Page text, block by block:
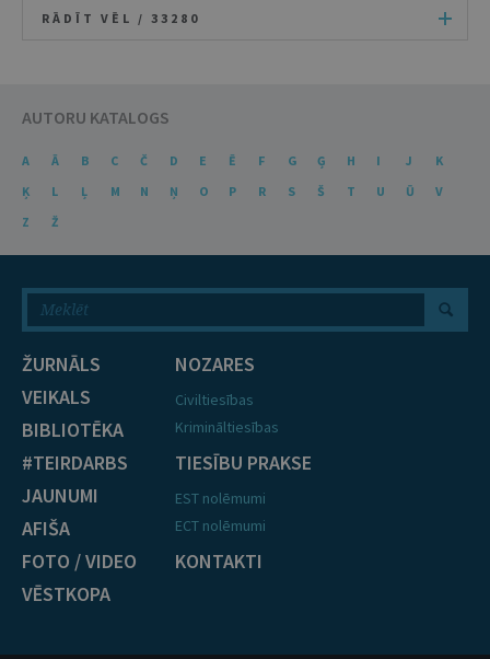
RĀDĪT VĒL / 33280
AUTORU KATALOGS
A Ā B C Č D E Ē F G Ģ H I J
K
Ķ
L Ļ M N Ņ O P R S Š T U Ū
V
Z
Ž
ŽURNĀLS
VEIKALS
BIBLIOTĒKA
#TEIRDARBS
JAUNUMI
AFIŠA
FOTO / VIDEO
VĒSTKOPA
NOZARES
Civiltiesības
Krimināltiesības
TIESĪBU PRAKSE
EST nolēmumi
ECT nolēmumi
KONTAKTI